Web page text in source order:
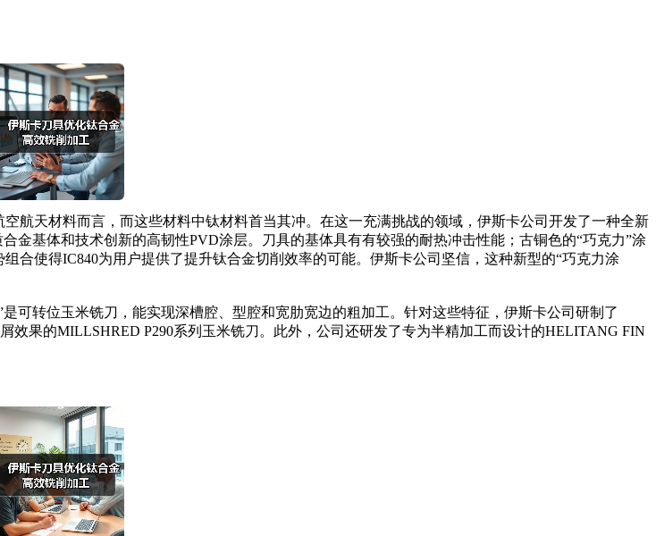
天材料而言，而这些材料中钛材料首当其冲。在这一充满挑战的领域，伊斯卡公司开发了一种全新
金基体和技术创新的高韧性PVD涂层。刀具的基体具有有较强的耐热冲击性能；古铜色的“巧克力”涂
合使得IC840为用户提供了提升钛合金切削效率的可能。伊斯卡公司坚信，这种新型的“巧克力涂
转位玉米铣刀，能实现深槽腔、型腔和宽肋宽边的粗加工。针对这些特征，伊斯卡公司研制了
果的MILLSHRED P290系列玉米铣刀。此外，公司还研发了专为半精加工而设计的HELITANG FIN